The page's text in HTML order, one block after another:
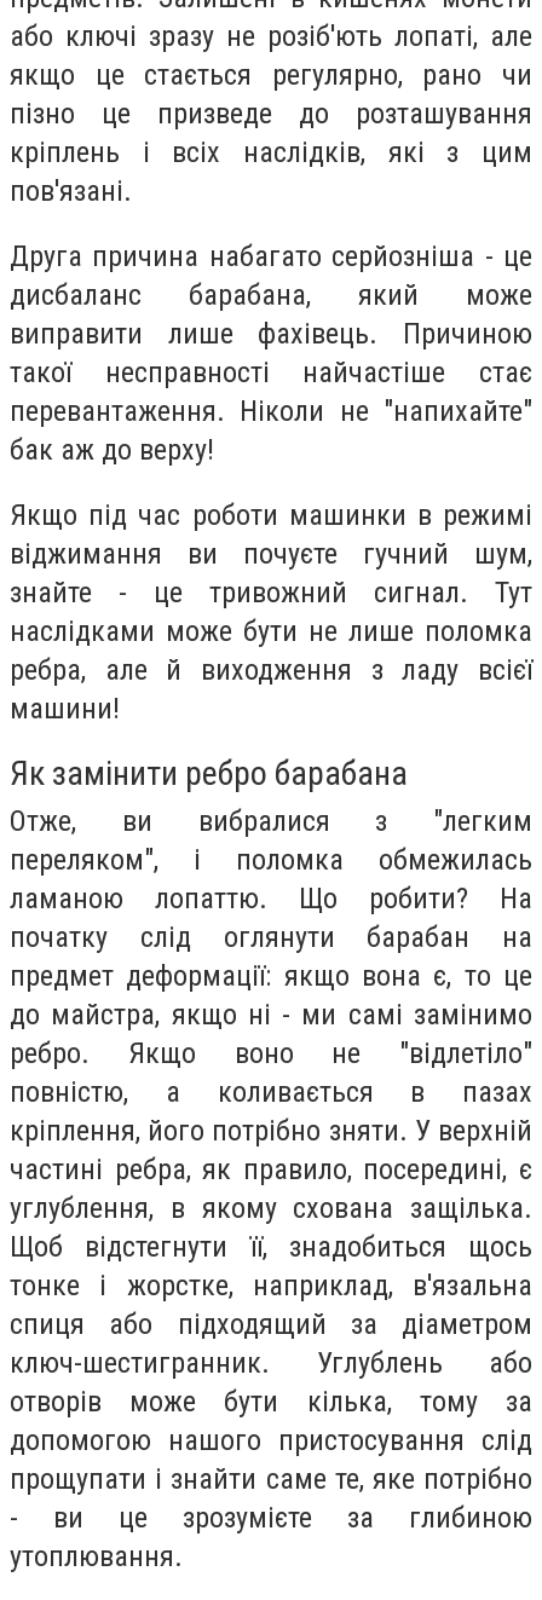
або ключі зразу не розіб'ють лопаті, але
якщо це стається регулярно, рано чи
пізно це призведе до розташування
кріплень і всіх наслідків, які з цим
пов'язані.
Друга причина набагато серйозніша - це
дисбаланс барабана, який може
виправити лише фахівець. Причиною
такої несправності найчастіше стає
перевантаження. Ніколи не "напихайте"
бак аж до верху!
Якщо під час роботи машинки в режимі
віджимання ви почуєте гучний шум,
знайте - це тривожний сигнал. Тут
наслідками може бути не лише поломка
ребра, але й виходження з ладу всієї
машини!
Як замінити ребро барабана
Отже, ви вибралися з "легким
переляком", і поломка обмежилась
ламаною лопаттю. Що робити? На
початку слід оглянути барабан на
предмет деформації: якщо вона є, то це
до майстра, якщо ні - ми самі замінимо
ребро. Якщо воно не "відлетіло"
повністю, а коливається в пазах
кріплення, його потрібно зняти. У верхній
частині ребра, як правило, посередині, є
углублення, в якому схована защілька.
Щоб відстегнути її, знадобиться щось
тонке і жорстке, наприклад, в'язальна
спиця або підходящий за діаметром
ключ-шестигранник. Углублень або
отворів може бути кілька, тому за
допомогою нашого пристосування слід
прощупати і знайти саме те, яке потрібно
- ви це зрозумієте за глибиною
утоплювання.